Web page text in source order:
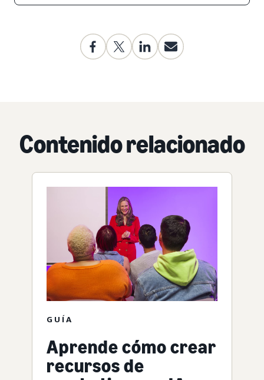
Contenido relacionado
GUÍA
Aprende cómo crear
recursos de